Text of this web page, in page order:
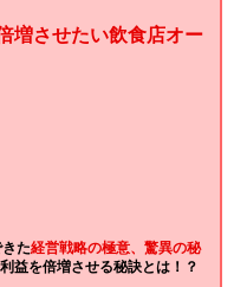
増させたい飲食店オー
た経営戦略の極意、驚異の秘
利益を倍増させる秘訣とは！？